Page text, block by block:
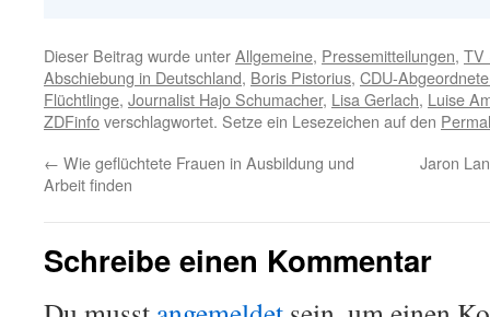
Dieser Beitrag wurde unterAllgemeine, Pressemitteilungen, TV
Abschiebung in Deutschland, Boris Pistorius, CDU-
Flüchtlinge, Journalist Hajo Schumacher, Lisa Gerlach, Luise
ZDFinfoverschlagwortet. Setze ein Lesezeichen auf den
← Wie geflüchtete Frauen in Ausbildung und
Arbeit finden
Jaron
Schreibe einen Kommentar